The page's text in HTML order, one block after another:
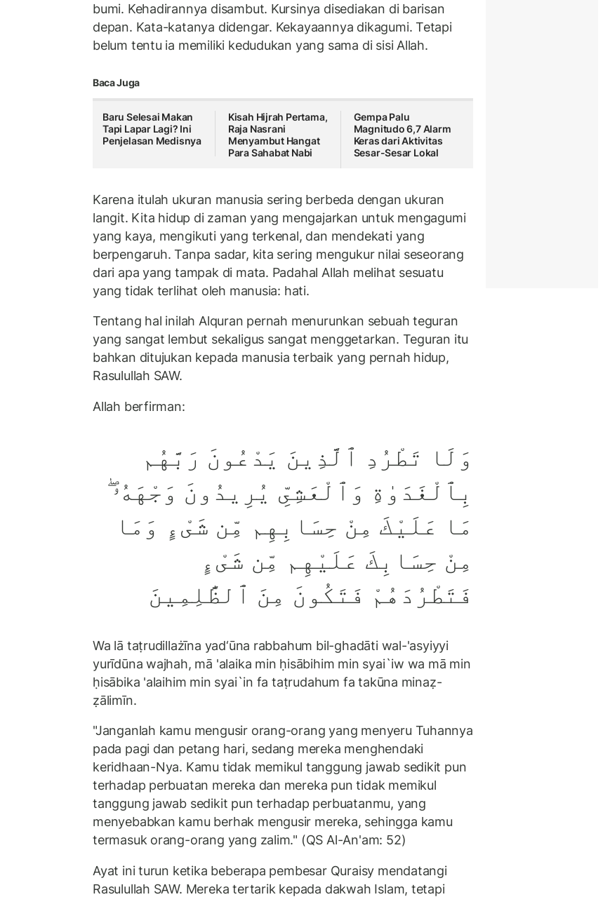
bumi. Kehadirannya disambut. Kursinya disediakan di barisan
depan. Kata-katanya didengar. Kekayaannya dikagumi. Tetapi
belum tentu ia memiliki kedudukan yang sama di sisi Allah.
Baca Juga
Baru Selesai Makan
Tapi Lapar Lagi? Ini
Penjelasan Medisnya
Kisah Hijrah Pertama,
Raja Nasrani
Menyambut Hangat
Para Sahabat Nabi
Gempa Palu
Magnitudo 6,7 Alarm
Keras dari Aktivitas
Sesar-Sesar Lokal
Karena itulah ukuran manusia sering berbeda dengan ukuran
langit. Kita hidup di zaman yang mengajarkan untuk mengagumi
yang kaya, mengikuti yang terkenal, dan mendekati yang
berpengaruh. Tanpa sadar, kita sering mengukur nilai seseorang
dari apa yang tampak di mata. Padahal Allah melihat sesuatu
yang tidak terlihat oleh manusia: hati.
Tentang hal inilah Alquran pernah menurunkan sebuah teguran
yang sangat lembut sekaligus sangat menggetarkan. Teguran itu
bahkan ditujukan kepada manusia terbaik yang pernah hidup,
Rasulullah SAW.
Allah berfirman:
وَلَا تَطْرُدِ ٱلَّذِينَ يَدْعُونَ رَبَّهُم
بِٱلْغَدَوٰةِ وَٱلْعَشِىِّ يُرِيدُونَ وَجْهَهُۥ ۖ
مَا عَلَيْكَ مِنْ حِسَابِهِم مِّن شَىْءٍ وَمَا
مِنْ حِسَابِكَ عَلَيْهِم مِّن شَىْءٍ
فَتَطْرُدَهُمْ فَتَكُونَ مِنَ ٱلظَّٰلِمِينَ
Wa lā taṭrudillażīna yad‘ūna rabbahum bil-ghadāti wal-'asyiyyi
yurīdūna wajhah, mā 'alaika min ḥisābihim min syai`iw wa mā min
ḥisābika 'alaihim min syai`in fa taṭrudahum fa takūna minaẓ-
ẓālimīn.
"Janganlah kamu mengusir orang-orang yang menyeru Tuhannya
pada pagi dan petang hari, sedang mereka menghendaki
keridhaan-Nya. Kamu tidak memikul tanggung jawab sedikit pun
terhadap perbuatan mereka dan mereka pun tidak memikul
tanggung jawab sedikit pun terhadap perbuatanmu, yang
menyebabkan kamu berhak mengusir mereka, sehingga kamu
termasuk orang-orang yang zalim." (QS Al-An'am: 52)
Ayat ini turun ketika beberapa pembesar Quraisy mendatangi
Rasulullah SAW. Mereka tertarik kepada dakwah Islam, tetapi